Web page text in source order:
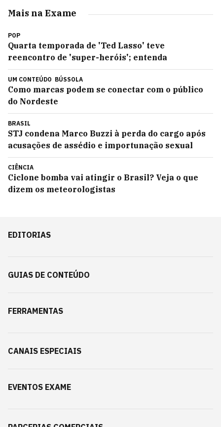
Mais na Exame
POP
Quarta temporada de 'Ted Lasso' teve
reencontro de 'super-heróis'; entenda
UM CONTEÚDO BÚSSOLA
Como marcas podem se conectar com o público
do Nordeste
BRASIL
STJ condena Marco Buzzi à perda do cargo após
acusações de assédio e importunação sexual
CIÊNCIA
Ciclone bomba vai atingir o Brasil? Veja o que
dizem os meteorologistas
EDITORIAS
GUIAS DE CONTEÚDO
FERRAMENTAS
CANAIS ESPECIAIS
EVENTOS EXAME